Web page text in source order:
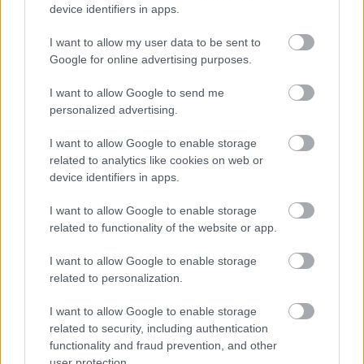
device identifiers in apps.
I want to allow my user data to be sent to
Google for online advertising purposes.
I want to allow Google to send me
personalized advertising.
I want to allow Google to enable storage
related to analytics like cookies on web or
device identifiers in apps.
I want to allow Google to enable storage
related to functionality of the website or app.
I want to allow Google to enable storage
related to personalization.
I want to allow Google to enable storage
related to security, including authentication
functionality and fraud prevention, and other
περισσότερα
, 7 Αυγούστου 2026 || Επικαιρότητα